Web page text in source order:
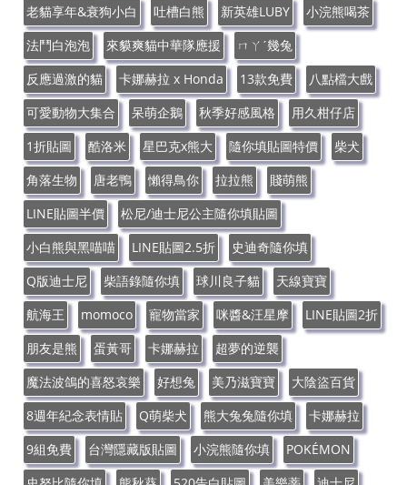
老貓享年&衰狗小白
吐槽白熊 新英雄LUBY
小浣熊喝茶
法鬥白泡泡
來貘爽貓中華隊應援
ㄇㄚˊ幾兔
反應過激的貓
卡娜赫拉 x Honda 13款免費
八點檔大戲
可愛動物大集合
呆萌企鵝 秋季好感風格
用久柑仔店
1折貼圖
酷洛米 星巴克x熊大 隨你填貼圖特價
柴犬
角落生物
唐老鴨 懶得鳥你 拉拉熊
賤萌熊
LINE貼圖半價
松尼/迪士尼公主隨你填貼圖
小白熊與黑喵喵
LINE貼圖2.5折
史迪奇隨你填
Q版迪士尼
柴語錄隨你填 球川良子貓
天線寶寶
航海王
momoco 寵物當家 咪醬&汪星摩
LINE貼圖2折
朋友是熊
蛋黃哥 卡娜赫拉
超夢的逆襲
魔法波鴿的喜怒哀樂
好想兔 美乃滋寶寶
大陰盜百貨
8週年紀念表情貼
Q萌柴犬 熊大兔兔隨你填
卡娜赫拉
9組免費
台灣隱藏版貼圖 小浣熊隨你填
POKÉMON